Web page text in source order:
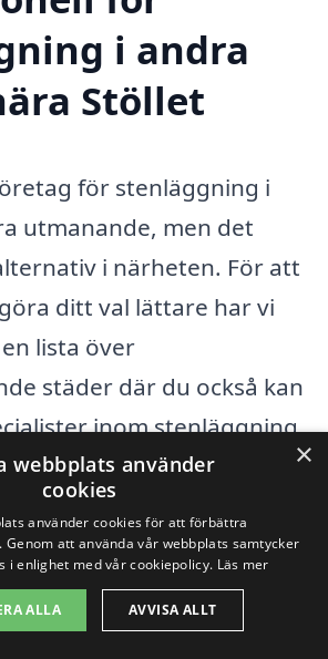
i andra
Stöllet
för stenläggning i
utmanande, men det
i närheten. För att
ditt val lättare har vi
lista över
städer där du också kan
inom stenläggning.
städer inkluderar:
×
webbplats använder
cookies
använder cookies för att förbättra
Genom att använda vår webbplats samtycker
i enlighet med vår cookiepolicy. Läs mer
ALLA AVVISA ALLT